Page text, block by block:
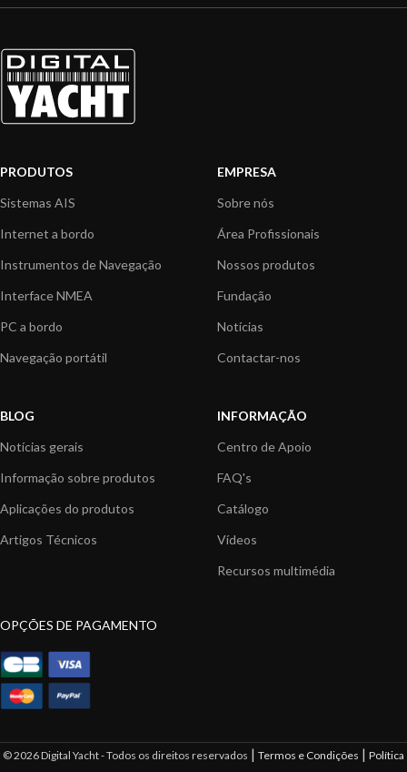
PRODUTOS
Sistemas AIS
Internet a bordo
Instrumentos de Navegação
Interface NMEA
PC a bordo
Navegação portátil
EMPRESA
Sobre nós
Área Profissionais
Nossos produtos
Fundação
Notícias
Contactar-nos
BLOG
Notícias gerais
Informação sobre produtos
Aplicações do produtos
Artigos Técnicos
INFORMAÇÃO
Centro de Apoio
FAQ's
Catálogo
Vídeos
Recursos multimédia
OPÇÕES DE PAGAMENTO
© 2026 Digital Yacht - Todos os direitos reservados | Termos e Condições | Política